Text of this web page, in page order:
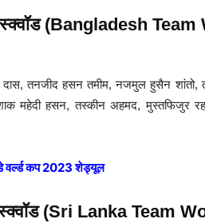
स्क्वॉड (Bangladesh
तनजीद हसन तमीम, नजमुल हुसैन शांतो,
महेदी हसन, तस्कीन अहमद, मुस्तफिजुर
वर्ल्ड कप 2023 शेड्यूल
स्क्वॉड (Sri Lanka Team